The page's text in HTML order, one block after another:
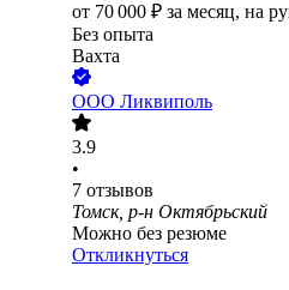
от 70 000 ₽ за месяц, на
Без опыта
Вахта
ООО Ликвиполь
3.9
•
7 отзывов
Томск, р-н Октябрьский
Можно без резюме
Откликнуться